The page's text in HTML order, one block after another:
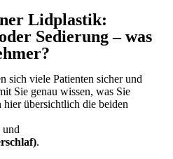
Lidplastik:
Sedierung – was
sich viele Patienten sicher und
Sie genau wissen, was Sie
übersichtlich die beiden
und
.